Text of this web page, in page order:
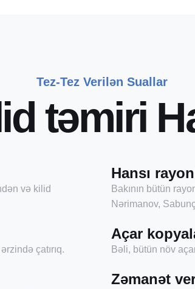
Tez-Tez Verilən Suallar
id təmiri H
və kilid
çatırıq.
Hansı
Bakının bütün
Nərimanov,
Açar
Bəli, bütün növ
Zəmanət